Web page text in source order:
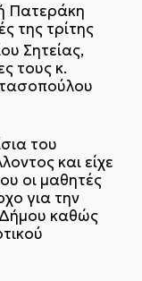
Πατεράκη
της τρίτης
Σητείας,
τους κ.
του
και είχε
οι μαθητές
για την
καθώς